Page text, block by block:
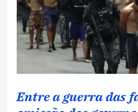
Entre a guerra das